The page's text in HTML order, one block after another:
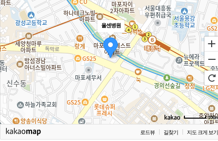
올센병원
로드뷰 길찾기 지도 크게 보기